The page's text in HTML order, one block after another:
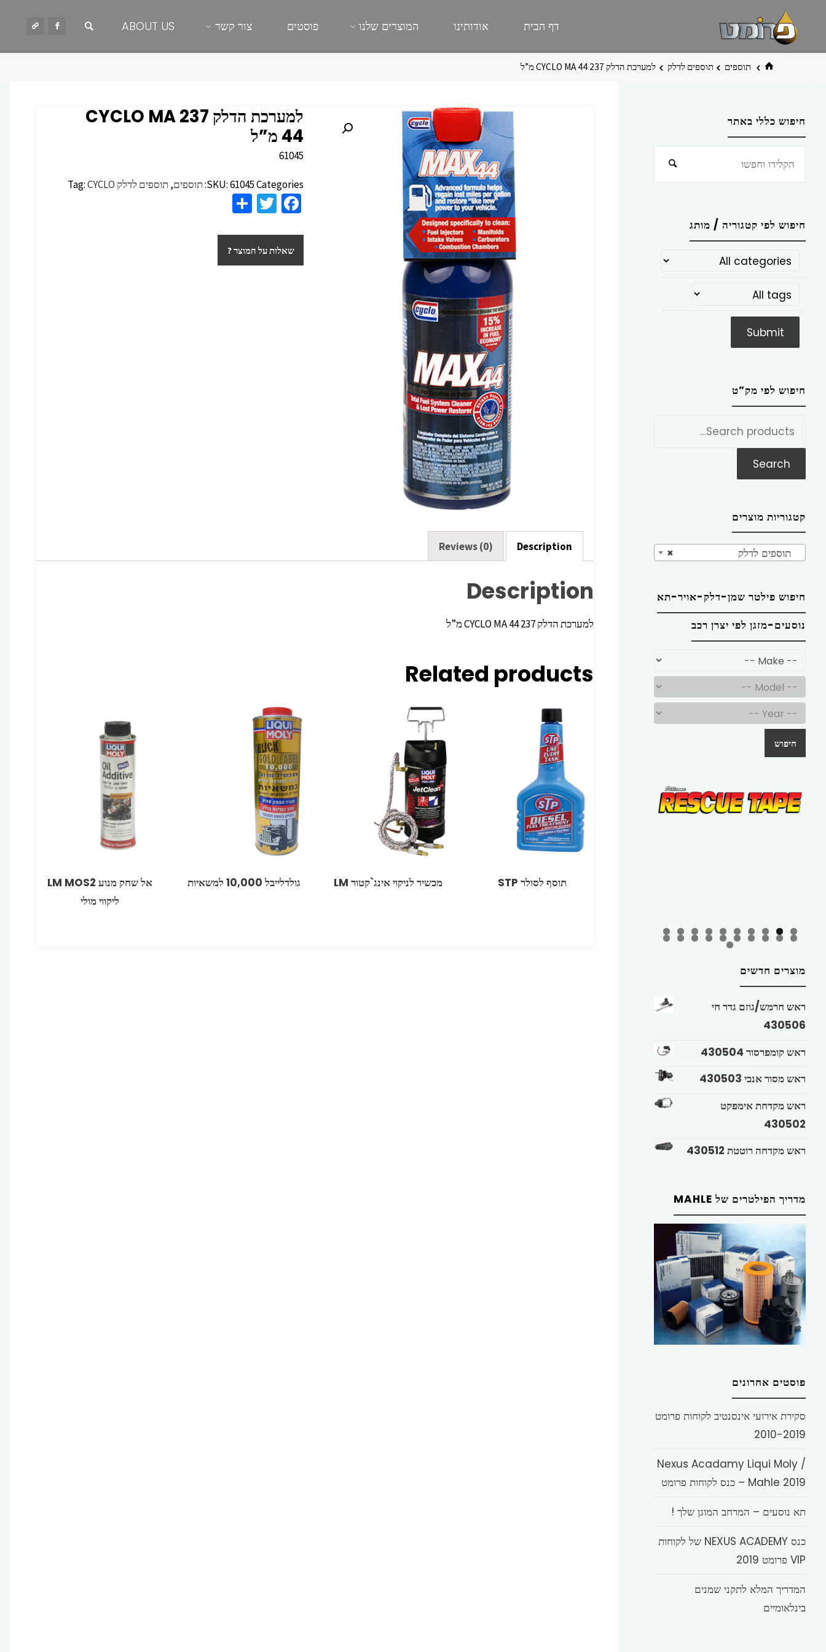
דף הבית אודותינו המוצרים שלנו פוסטים צור קשר ABOUT US
בית תוספים תוספים לדלק למערכת הדלק 237 ‏CYCLO MA 44 מ”ל
למערכת הדלק 237 ‏CYCLO MA
44 מ”ל
61045
SKU:61045Categories: תוספים, תוספים לדלק Tag:CYCLO
Fa
b
o
T
tt
er
ar
eשאלות על המוצר ?
Description
Reviews (0)
Description
למערכת הדלק 237 ‏CYCLO MA 44 מ”ל
Related products
תוסף לסולר STP מכשיר לניקוי אינג`קטור LM גולדלייבל 10,000 למשאיות
אל שחק מנוע MOS2 ‏LM
ליקווי מולי
חיפוש כללי באתר
חיפוש
חיפוש לפי קטגוריה / מותג
חיפוש לפי מק”ט
Search
קטגוריות מוצרים
× תוספים לדלק
חיפוש פילטר שמן-דלק-אויר-תא
נוסעים-מזגן לפי יצרן רכב
חיפוש
מוצרים חדשים
ראש חרמש/גוזם גדר חי
430506
ראש קומפרסור 430504
ראש מסור אנכי 430503
ראש מקדחת אימפקט
430502
ראש מקדחה רוטטת 430512
מדריך הפילטרים של MAHLE
פוסטים אחרונים
סקירת אירועי אינסנטיב לקוחות פרומט
2010-2019
Nexus Acadamy Liqui Moly /
Mahle 2019 – כנס לקוחות פרומט
תא נוסעים – המרחב המוגן שלך !
כנס NEXUS ACADEMY של לקוחות
VIP פרומט 2019
המדריך המלא לתקני שמנים
בינלאומיים